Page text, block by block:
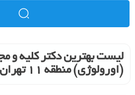
لیست بهترین دکتر کلیه و
(اورولوژی) منطقه 11 تهران